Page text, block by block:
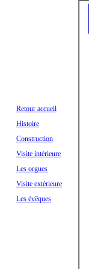
Retour accueil
Histoire
Construction
Visite intérieure
Les orgues
Visite extérieure
Les évêques